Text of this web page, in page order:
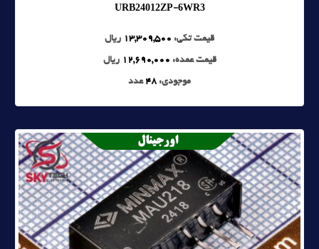
URB24012ZP-6WR3
قیمت تکی: 13,309,500 ریال
قیمت عمده: 12,690,000 ریال
موجودی: 48 عدد